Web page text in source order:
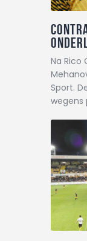
Na Rico
Sport.
wegens